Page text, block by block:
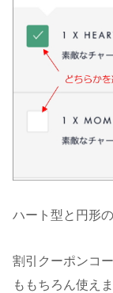
ハート型と円形
割引クーポンコ
ももちろん使えま